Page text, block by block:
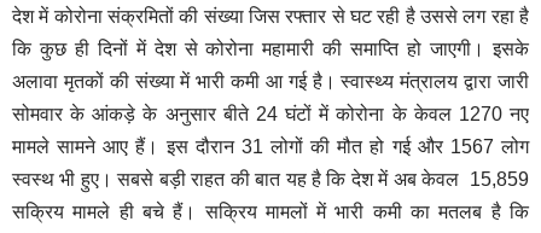
देश में कोरोना संक्रमितों की संख्या जिस रफ्तार से घट रही है उससे लग रहा है
कि कुछ ही दिनों में देश से कोरोना महामारी की समाप्ति हो जाएगी। इसके
अलावा मृतकों की संख्या में भारी कमी आ गई है। स्वास्थ्य मंत्रालय द्वारा जारी
सोमवार के आंकड़े के अनुसार बीते 24 घंटों में कोरोना के केवल 1270 नए
मामले सामने आए हैं। इस दौरान 31 लोगों की मौत हो गई और 1567 लोग
स्वस्थ भी हुए। सबसे बड़ी राहत की बात यह है कि देश में अब केवल 15,859
सक्रिय मामले ही बचे हैं। सक्रिय मामलों में भारी कमी का मतलब है कि